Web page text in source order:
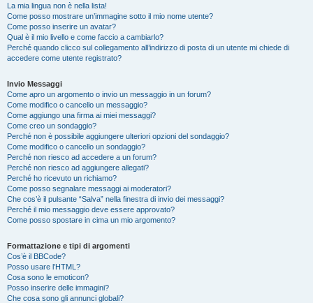
La mia lingua non è nella lista!
Come posso mostrare un’immagine sotto il mio nome utente?
Come posso inserire un avatar?
Qual è il mio livello e come faccio a cambiarlo?
Perché quando clicco sul collegamento all’indirizzo di posta di un utente mi chiede di
accedere come utente registrato?
Invio Messaggi
Come apro un argomento o invio un messaggio in un forum?
Come modifico o cancello un messaggio?
Come aggiungo una firma ai miei messaggi?
Come creo un sondaggio?
Perché non è possibile aggiungere ulteriori opzioni del sondaggio?
Come modifico o cancello un sondaggio?
Perché non riesco ad accedere a un forum?
Perché non riesco ad aggiungere allegati?
Perché ho ricevuto un richiamo?
Come posso segnalare messaggi ai moderatori?
Che cos’è il pulsante “Salva” nella finestra di invio dei messaggi?
Perché il mio messaggio deve essere approvato?
Come posso spostare in cima un mio argomento?
Formattazione e tipi di argomenti
Cos’è il BBCode?
Posso usare l’HTML?
Cosa sono le emoticon?
Posso inserire delle immagini?
Che cosa sono gli annunci globali?